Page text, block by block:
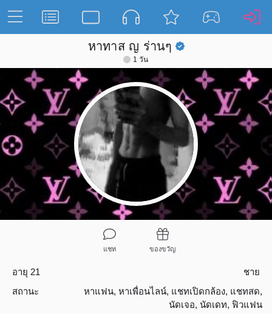
หาทาส ญ ร่านๆ
1 วัน
แชท ของขวัญ
อายุ 21
ชาย
สถานะ
หาแฟน, หาเพื่อนไลน์, แชทเปิดกล้อง, แชทสด,
นัดเจอ, นัดเดท, ฟิวแฟน